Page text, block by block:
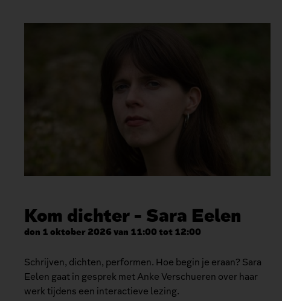
Kom dichter - Sara Eelen
don 1 oktober 2026 van 11:00 tot 12:00
Schrijven, dichten, performen. Hoe begin je eraan? Sara
Eelen gaat in gesprek met Anke Verschueren over haar
werk tijdens een interactieve lezing.